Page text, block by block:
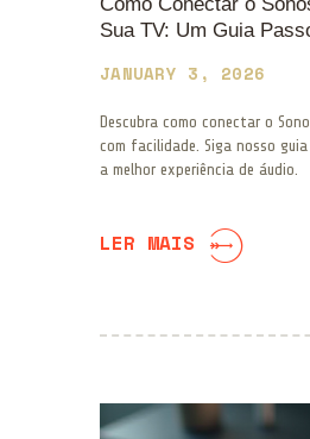
Sua TV: Um Guia
JANUARY 3, 2026
Descubra como conectar o
com facilidade. Siga nosso
a melhor experiência de áudio.
LER MAIS